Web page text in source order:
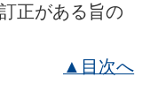
正がある旨の
▲目次へ